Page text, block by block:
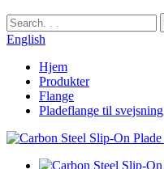
English
Hjem
Produkter
Flange
Pladeflange til svejsning